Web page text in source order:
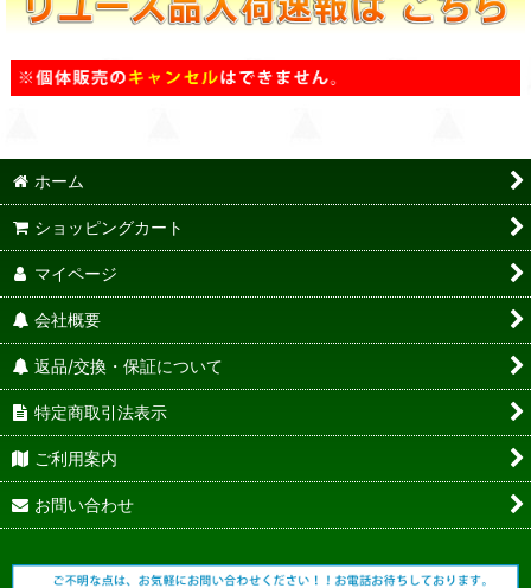
ホーム
ショッピングカート
マイページ
会社概要
返品/交換・保証について
特定商取引法表示
ご利用案内
お問い合わせ